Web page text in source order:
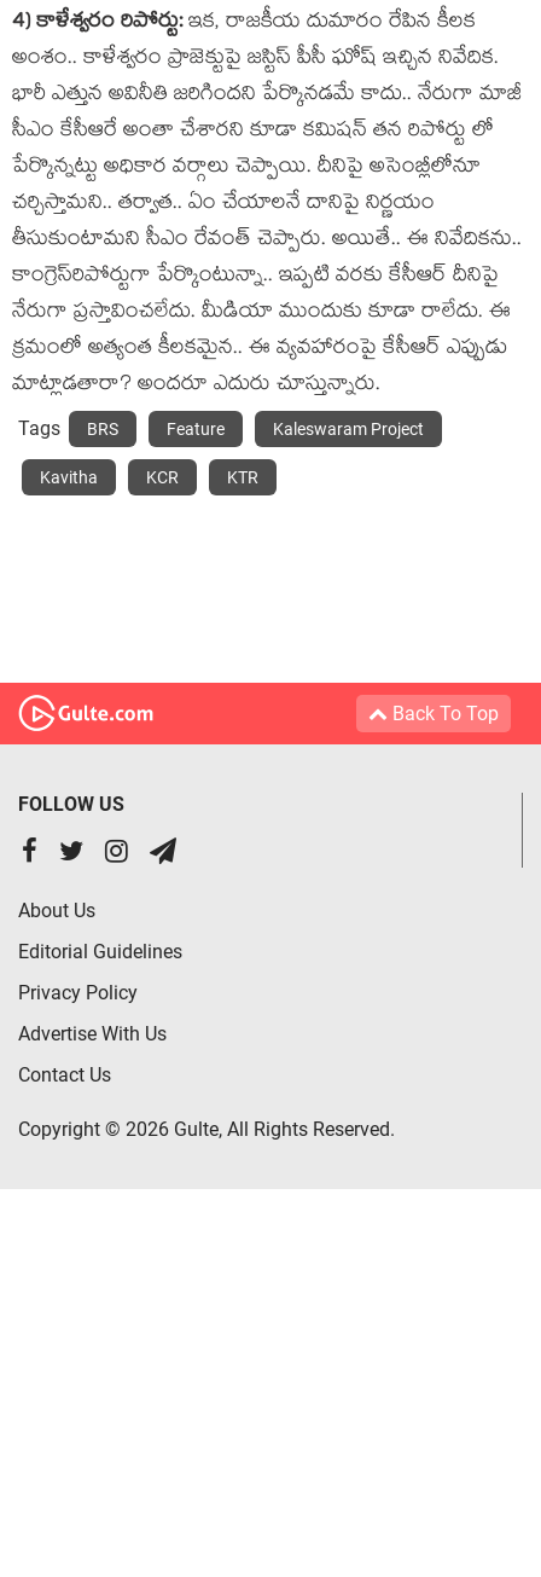
4) కాళేశ్వ‌రం రిపోర్టు:ఇక‌, రాజ‌కీయ దుమారం రేపిన కీల‌క
అంశం.. కాళేశ్వ‌రం ప్రాజెక్టుపై జ‌స్టిస్ పీసీ ఘోష్ ఇచ్చిన నివేదిక‌.
భారీ ఎత్తున అవినీతి జ‌రిగింద‌ని పేర్కొన‌డమే కాదు.. నేరుగా మాజీ
సీఎం కేసీఆరే అంతా చేశార‌ని కూడా క‌మిష‌న్ త‌న రిపోర్టు లో
పేర్కొన్న‌ట్టు అధికార వ‌ర్గాలు చెప్పాయి. దీనిపై అసెంబ్లీలోనూ
చ‌ర్చిస్తామ‌ని.. త‌ర్వాత‌.. ఏం చేయాల‌నే దానిపై నిర్ణ‌యం
తీసుకుంటామ‌ని సీఎం రేవంత్ చెప్పారు. అయితే.. ఈ నివేదిక‌ను..
కాంగ్రెస్‌రిపోర్టుగా పేర్కొంటున్నా.. ఇప్ప‌టి వ‌ర‌కు కేసీఆర్ దీనిపై
నేరుగా ప్ర‌స్తావించ‌లేదు. మీడియా ముందుకు కూడా రాలేదు. ఈ
క్ర‌మంలో అత్యంత కీల‌క‌మైన‌.. ఈ వ్య‌వ‌హారంపై కేసీఆర్ ఎప్పుడు
మాట్లాడ‌తారా? అంద‌రూ ఎదురు చూస్తున్నారు.
Tags BRS Feature Kaleswaram Project
Kavitha KCR KTR
Back To Top
FOLLOW US
About Us
Editorial Guidelines
Privacy Policy
Advertise With Us
Contact Us
Copyright © 2026 Gulte, All Rights Reserved.